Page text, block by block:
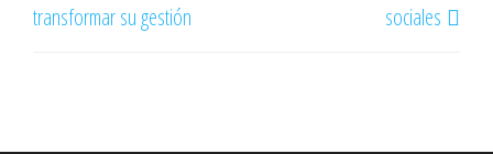
transformar su gestión
sociales